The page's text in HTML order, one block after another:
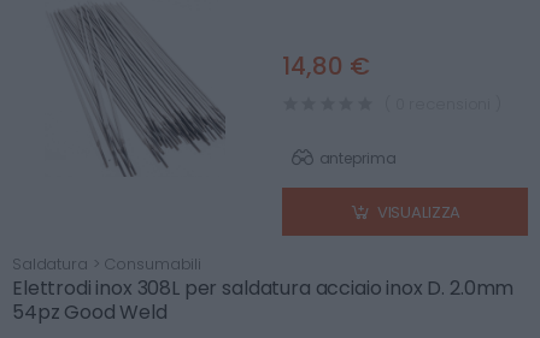
14,80 €
anteprima
VISUALIZZA
Saldatura > Consumabili
Elettrodi inox 308L per saldatura acciaio inox D. 2.0mm
54pz Good Weld